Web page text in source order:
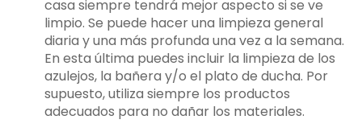
casa siempre tendrá mejor aspecto si se ve
limpio. Se puede hacer una limpieza general
diaria y una más profunda una vez a la semana.
En esta última puedes incluir la limpieza de los
azulejos, la bañera y/o el plato de ducha. Por
supuesto, utiliza siempre los productos
adecuados para no dañar los materiales.